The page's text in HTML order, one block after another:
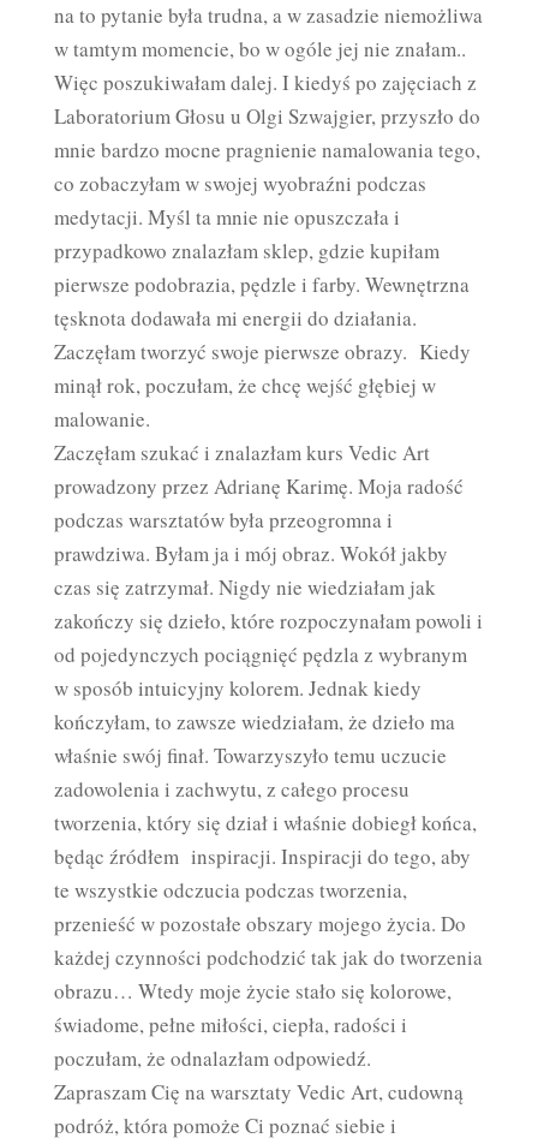
na to pytanie była trudna, a w zasadzie niemożliwa
w tamtym momencie, bo w ogóle jej nie znałam..
Więc poszukiwałam dalej. I kiedyś po zajęciach z
Laboratorium Głosu u Olgi Szwajgier, przyszło do
mnie bardzo mocne pragnienie namalowania tego,
co zobaczyłam w swojej wyobraźni podczas
medytacji. Myśl ta mnie nie opuszczała i
przypadkowo znalazłam sklep, gdzie kupiłam
pierwsze podobrazia, pędzle i farby. Wewnętrzna
tęsknota dodawała mi energii do działania.
Zaczęłam tworzyć swoje pierwsze obrazy. Kiedy
minął rok, poczułam, że chcę wejść głębiej w
malowanie.
Zaczęłam szukać i znalazłam kurs Vedic Art
prowadzony przez Adrianę Karimę. Moja radość
podczas warsztatów była przeogromna i
prawdziwa. Byłam ja i mój obraz. Wokół jakby
czas się zatrzymał. Nigdy nie wiedziałam jak
zakończy się dzieło, które rozpoczynałam powoli i
od pojedynczych pociągnięć pędzla z wybranym
w sposób intuicyjny kolorem. Jednak kiedy
kończyłam, to zawsze wiedziałam, że dzieło ma
właśnie swój finał. Towarzyszyło temu uczucie
zadowolenia i zachwytu, z całego procesu
tworzenia, który się dział i właśnie dobiegł końca,
będąc źródłem inspiracji. Inspiracji do tego, aby
te wszystkie odczucia podczas tworzenia,
przenieść w pozostałe obszary mojego życia. Do
każdej czynności podchodzić tak jak do tworzenia
obrazu… Wtedy moje życie stało się kolorowe,
świadome, pełne miłości, ciepła, radości i
poczułam, że odnalazłam odpowiedź.
Zapraszam Cię na warsztaty Vedic Art, cudowną
podróż, która pomoże Ci poznać siebie i